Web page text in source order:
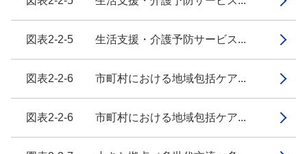
図表2-2-5 生活支援・介護予防サービス...
図表2-2-6 市町村における地域包括ケア...
図表2-2-6 市町村における地域包括ケア...